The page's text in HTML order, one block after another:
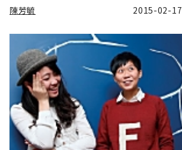
陳芳毓
陳芳毓
2015-02-17